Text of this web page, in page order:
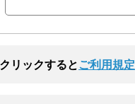
リックするとご利用規定